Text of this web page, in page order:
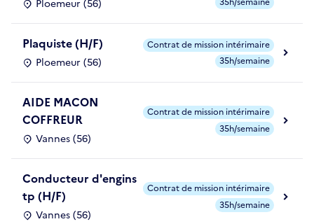
Ploemeur (56)
Plaquiste (H/F)
Ploemeur (56)
Contrat de mission intérimaire
35h/semaine
AIDE MACON
COFFREUR
Vannes (56)
Contrat de mission intérimaire
35h/semaine
Conducteur d'engins
tp (H/F)
Vannes (56)
Contrat de mission intérimaire
35h/semaine